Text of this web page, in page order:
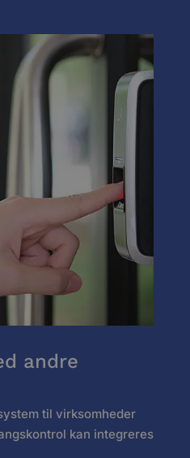
andre
til virksomheder
kan integreres